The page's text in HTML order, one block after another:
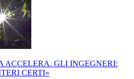
ACCELERA. GLI INGEGNERI:
CERTI»